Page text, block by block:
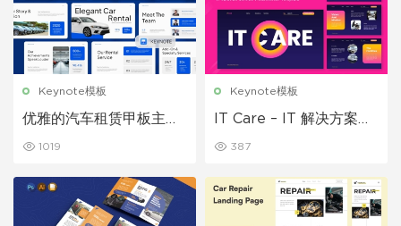
Keynote模板
优雅的汽车租赁甲板主题
1019
Keynote模板
IT Care – IT 解决方案服
387